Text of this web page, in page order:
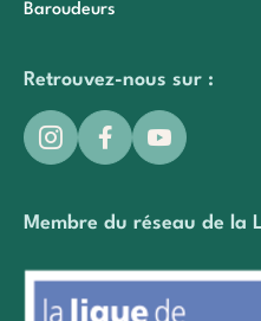
Baroudeurs
Retrouvez-nous sur :
Membre du réseau de la